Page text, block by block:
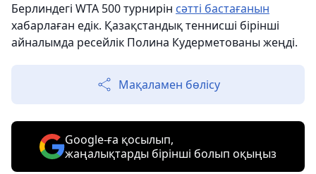
Берлиндегі WTA 500 турнирін сәтті бастағанын
хабарлаған едік. Қазақстандық теннисші бірінші
айналымда ресейлік Полина Кудерметованы жеңді.
Мақаламен бөлісу
Google-ға қосылып,
жаңалықтарды бірінші болып оқыңыз